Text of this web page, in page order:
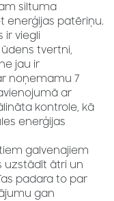
siltuma
enerģijas patēriņu.
ir viegli
tvertni,
jau ir
noņemamu 7
ar
kontrole, kā
enerģijas
galvenajiem
uzstādīt ātri un
padara to par
gan